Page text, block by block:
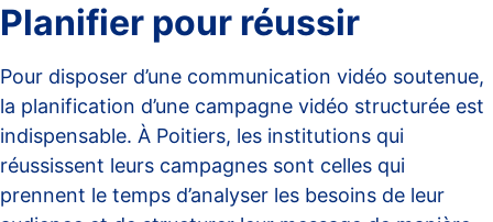
Planifier pour réussir
Pour disposer d’une communication vidéo soutenue,
la planification d’une campagne vidéo structurée est
indispensable. À Poitiers, les institutions qui
réussissent leurs campagnes sont celles qui
prennent le temps d’analyser les besoins de leur